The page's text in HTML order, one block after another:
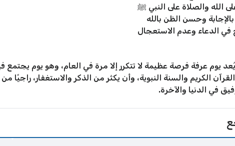
على الله والصلاة على النبي ﷺ
بالإجابة وحسن الظن بالله
في الدعاء وعدم الاستعجال
يُعد يوم عرفة فرصة عظيمة لا تتكرر إلا مرة في العام، وهو يوم
الكريم والسنة النبوية، وأن يكثر من الذكر والاستغفار،
في الدنيا والآخرة.